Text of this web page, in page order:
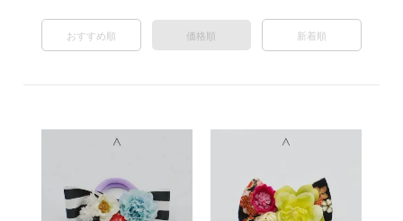
おすすめ順 価格順 新着順